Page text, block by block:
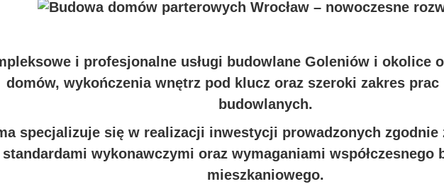
i profesjonalne usługi budowlane Goleniów i okolice
domów, wykończenia wnętrz pod klucz oraz szeroki zakres prac
budowlanych.
specjalizuje się w realizacji inwestycji prowadzonych zgodnie
standardami wykonawczymi oraz wymaganiami współczesnego
mieszkaniowego.